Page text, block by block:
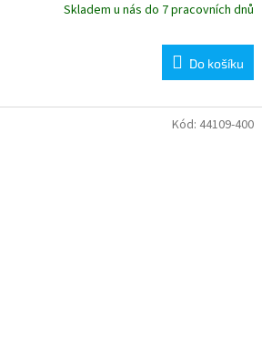
Skladem u nás do 7 pracovních dnů
Do košíku
Kód: 44109-400